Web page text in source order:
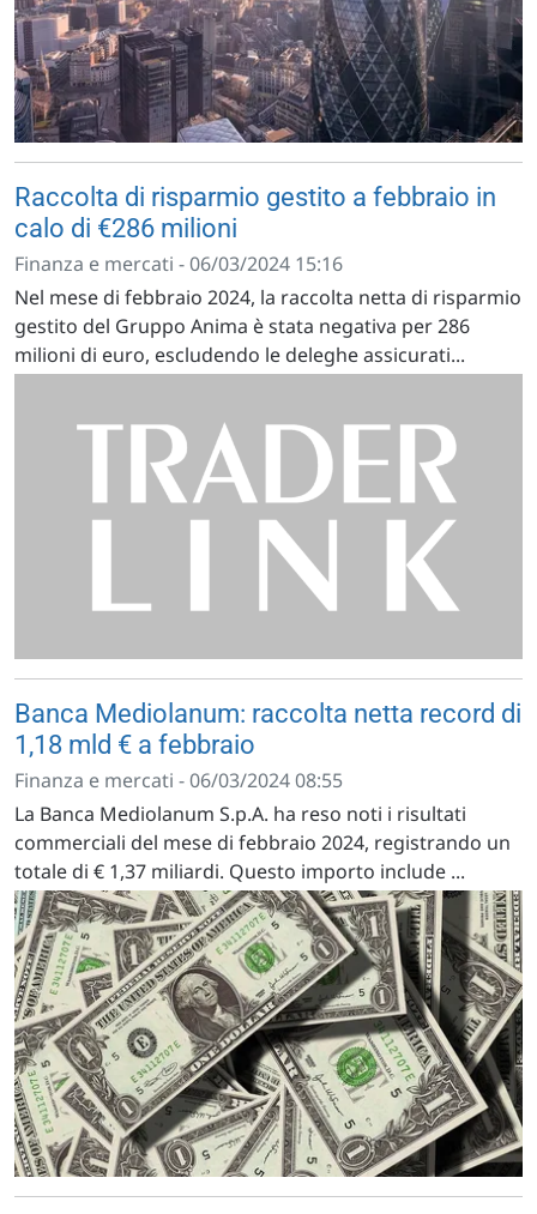
Raccolta di risparmio gestito a febbraio in
calo di €286 milioni
Finanza e mercati - 06/03/2024 15:16
Nel mese di febbraio 2024, la raccolta netta di risparmio
gestito del Gruppo Anima è stata negativa per 286
milioni di euro, escludendo le deleghe assicurati...
Banca Mediolanum: raccolta netta record di
1,18 mld € a febbraio
Finanza e mercati - 06/03/2024 08:55
La Banca Mediolanum S.p.A. ha reso noti i risultati
commerciali del mese di febbraio 2024, registrando un
totale di € 1,37 miliardi. Questo importo include ...